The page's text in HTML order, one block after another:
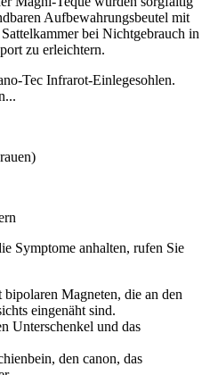
Aufbewahrungsbeutel mit
bei Nichtgebrauch in
zu erleichtern.
Tec Infrarot-Einlegesohlen.
Symptome anhalten, rufen Sie
Magneten, die an den
eingenäht sind.
Unterschenkel und das
den canon, das